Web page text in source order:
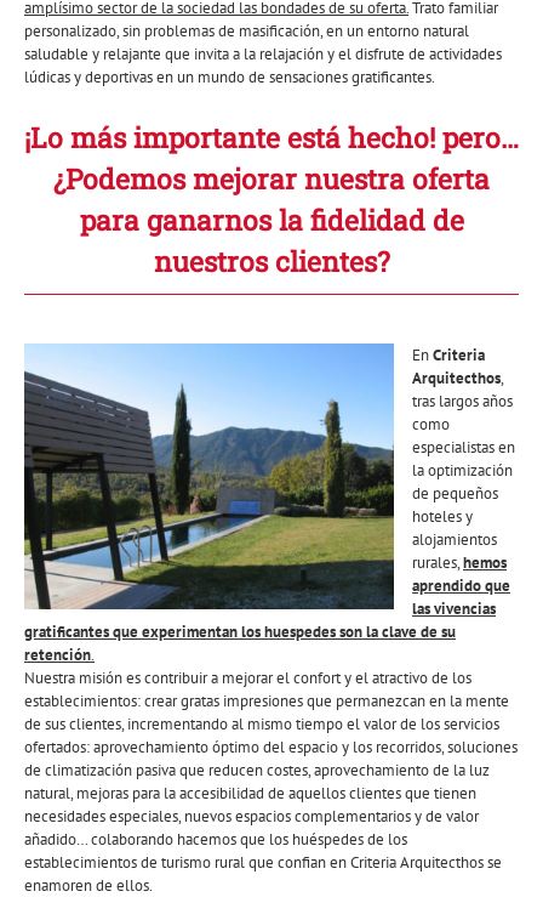
amplísimo sector de la sociedad las bondades de su oferta.Trato familiar
personalizado, sin problemas de masificación, en un entorno natural
saludable y relajante que invita a la relajación y el disfrute de actividades
lúdicas y deportivas en un mundo de sensaciones gratificantes.
¡Lo más importante está hecho! pero…
¿Podemos mejorar nuestra oferta
para ganarnos la fidelidad de
nuestros clientes?
EnCriteria
Arquitecthos,
tras largos años
como
especialistas en
la optimización
de pequeños
hoteles y
alojamientos
rurales,hemos
aprendido que
las vivencias
gratificantes que experimentan los huespedes son la clave de su
retención.
Nuestra misión es contribuir a mejorar el confort y el atractivo de los
establecimientos: crear gratas impresiones que permanezcan en la mente
de sus clientes, incrementando al mismo tiempo el valor de los servicios
ofertados: aprovechamiento óptimo del espacio y los recorridos, soluciones
de climatización pasiva que reducen costes, aprovechamiento de la luz
natural, mejoras para la accesibilidad de aquellos clientes que tienen
necesidades especiales, nuevos espacios complementarios y de valor
añadido… colaborando hacemos que los huéspedes de los
establecimientos de turismo rural que confian en Criteria Arquitecthos se
enamoren de ellos.